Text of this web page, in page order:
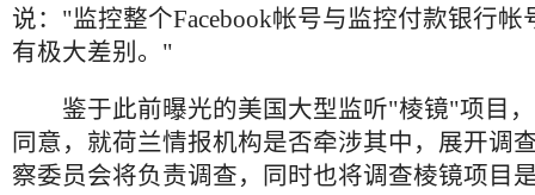
说："监控整个Facebook帐号与监控付款银行帐
有极大差别。"
鉴于此前曝光的美国大型监听"棱镜"项目，
同意，就荷兰情报机构是否牵涉其中，展开调
察委员会将负责调查，同时也将调查棱镜项目